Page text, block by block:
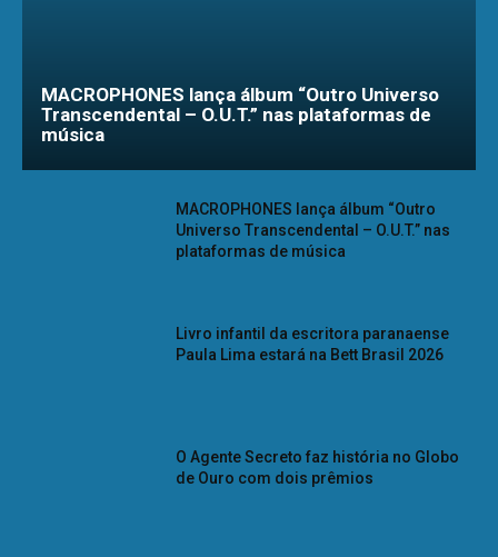
MACROPHONES lança álbum “Outro Universo
Transcendental – O.U.T.” nas plataformas de
música
MACROPHONES lança álbum “Outro
Universo Transcendental – O.U.T.” nas
plataformas de música
Livro infantil da escritora paranaense
Paula Lima estará na Bett Brasil 2026
O Agente Secreto faz história no Globo
de Ouro com dois prêmios